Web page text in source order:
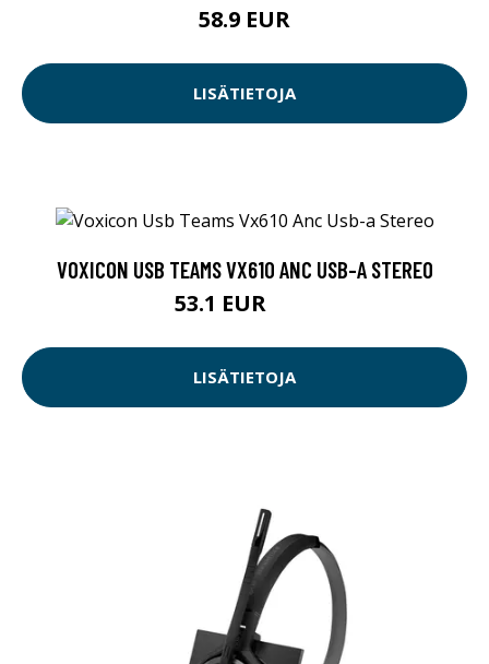
58.9 EUR
LISÄTIETOJA
VOXICON USB TEAMS VX610 ANC USB-A STEREO
53.1 EUR
LISÄTIETOJA